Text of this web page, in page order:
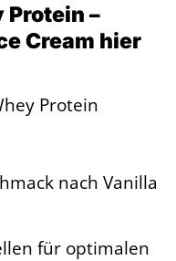
Protein –
Cream hier
Protein
nach Vanilla
für optimalen